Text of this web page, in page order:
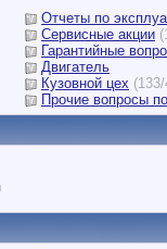
Отчеты по
Сервисные акции
Гарантийные
Двигатель
Кузовной цех
Прочие вопросы